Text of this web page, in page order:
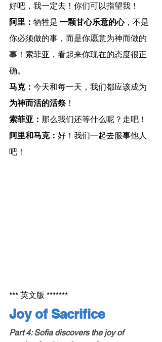
好吧，我一定去！你们可以指望我！
阿里： 牺牲是 一颗甘心乐意的心，不是
你必须做的事，而是你愿意为神而做的
事！索菲亚，看起来你现在的态度很正
确。
马克： 今天和每一天，我们都应该成为
为神而活的活祭！
索菲亚： 那么我们还等什么呢？走吧！
阿里和马克： 好！我们一起去服事他人
吧！
*** 英文版 *******
Joy of Sacrifice
Part 4: Sofia discovers the joy of